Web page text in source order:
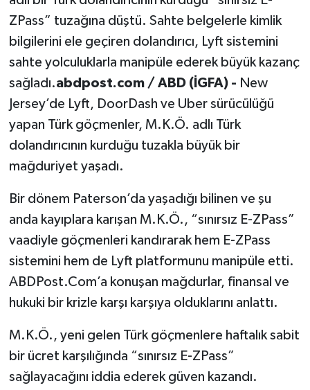
ZPass” tuzağına düştü. Sahte belgelerle kimlik
bilgilerini ele geçiren dolandırıcı, Lyft sistemini
sahte yolculuklarla manipüle ederek büyük kazanç
sağladı.abdpost.com / ABD (İGFA) - New
Jersey’de Lyft, DoorDash ve Uber sürücülüğü
yapan Türk göçmenler, M.K.Ö. adlı Türk
dolandırıcının kurduğu tuzakla büyük bir
mağduriyet yaşadı.
Bir dönem Paterson’da yaşadığı bilinen ve şu
anda kayıplara karışan M.K.Ö., “sınırsız E-ZPass”
vaadiyle göçmenleri kandırarak hem E-ZPass
sistemini hem de Lyft platformunu manipüle etti.
ABDPost.Com’a konuşan mağdurlar, finansal ve
hukuki bir krizle karşı karşıya olduklarını anlattı.
M.K.Ö., yeni gelen Türk göçmenlere haftalık sabit
bir ücret karşılığında “sınırsız E-ZPass”
sağlayacağını iddia ederek güven kazandı.